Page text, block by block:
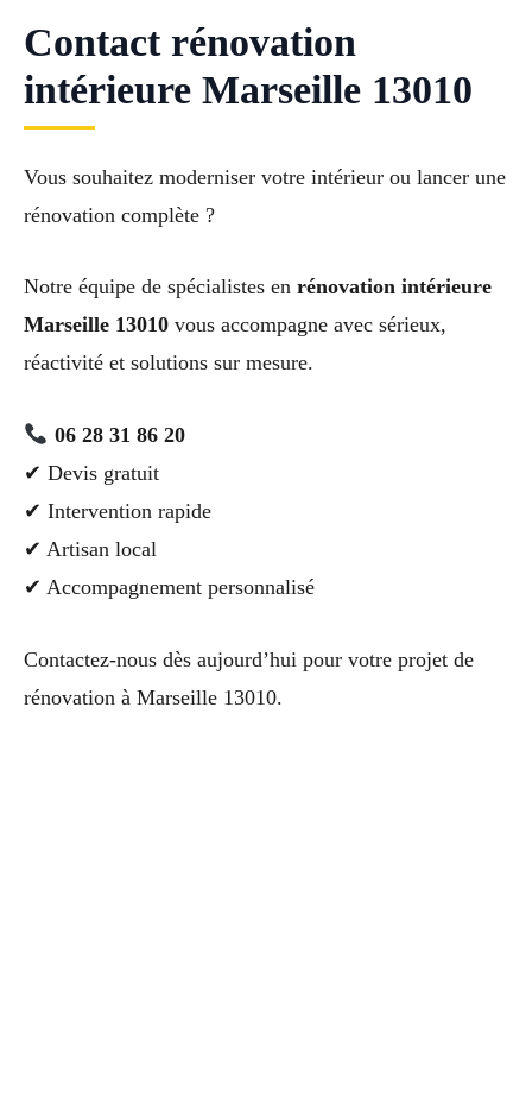
Contact rénovation
intérieure Marseille 13010
Vous souhaitez moderniser votre intérieur ou lancer une
rénovation complète ?
Notre équipe de spécialistes en rénovation intérieure
Marseille 13010 vous accompagne avec sérieux,
réactivité et solutions sur mesure.
06 28 31 86 20
✔ Devis gratuit
✔ Intervention rapide
✔ Artisan local
✔ Accompagnement personnalisé
Contactez-nous dès aujourd’hui pour votre projet de
rénovation à Marseille 13010.